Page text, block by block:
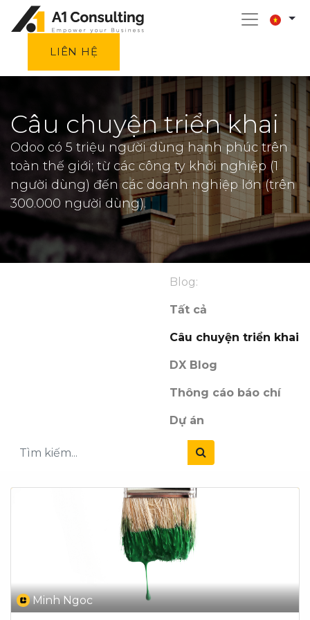
LIÊN HỆ
Câu chuyện triển khai
Odoo có 5 triệu người dùng hạnh phúc trên
toàn thế giới; từ các công ty khởi nghiệp (1
người dùng) đến các doanh nghiệp lớn (trên
300.000 người dùng).
Blog:
Tất cả
Câu chuyện triển khai
DX Blog
Thông cáo báo chí
Dự án
Minh Ngoc